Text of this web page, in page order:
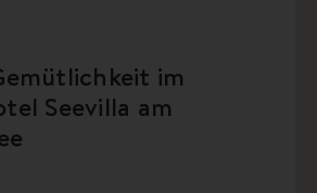
im
Seevilla am